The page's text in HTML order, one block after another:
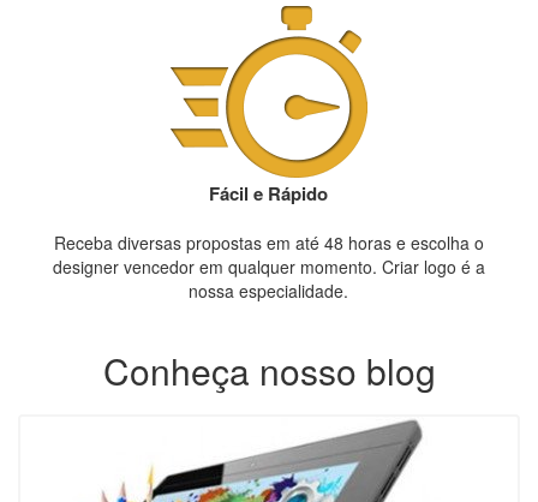
Fácil e Rápido
Receba diversas propostas em até 48 horas e escolha o
designer vencedor em qualquer momento. Criar logo é a
nossa especialidade.
Conheça nosso blog